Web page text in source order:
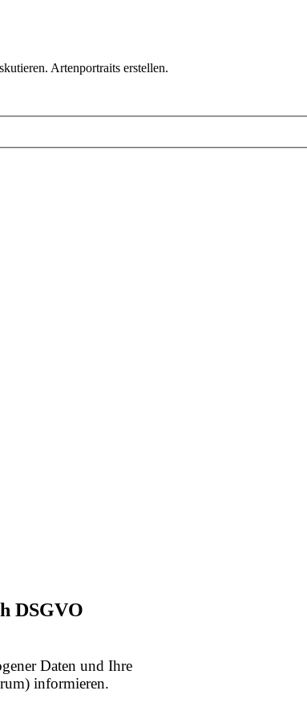
Artenportraits erstellen.
DSGVO
Daten und Ihre
informieren.